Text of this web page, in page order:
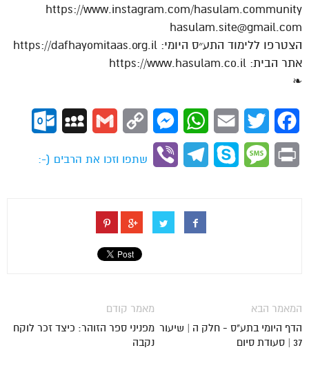
https://www.instagram.com/hasulam.community
hasulam.site@gmail.com
הצטרפו ללימוד התע״ס היומי: https://dafhayomitaas.org.il
אתר הבית: https://www.hasulam.co.il
❧
Facebook
Twitter
Email
WhatsApp
Messenger
Copy
Gmail
MySpace
Print
Message
Skype
Telegram
Viber
שתפו וזכו את הרבים (-:
מאמר קודם
מפניני ספר הזוהר: כיצד זכר לוקח
נקבה
המאמר הבא
הדף היומי בתע"ס - חלק ה | שיעור
37 | סעודת סיום